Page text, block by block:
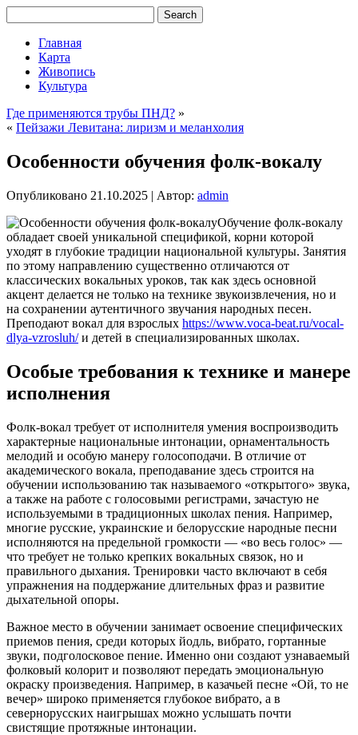
Главная
Карта
Живопись
Культура
Где применяются трубы ПНД? »
« Пейзажи Левитана: лиризм и меланхолия
Особенности обучения фолк-вокалу
Опубликовано 21.10.2025 | Автор: admin
Обучение фолк-вокалу
обладает своей уникальной спецификой, корни которой
уходят в глубокие традиции национальной культуры. Занятия
по этому направлению существенно отличаются от
классических вокальных уроков, так как здесь основной
акцент делается не только на технике звукоизвлечения, но и
на сохранении аутентичного звучания народных песен.
Преподают вокал для взрослых https://www.voca-beat.ru/vocal-
dlya-vzrosluh/и детей в специализированных школах.
Особые требования к технике и манере
исполнения
Фолк-вокал требует от исполнителя умения воспроизводить
характерные национальные интонации, орнаментальность
мелодий и особую манеру голосоподачи. В отличие от
академического вокала, преподавание здесь строится на
обучении использованию так называемого «открытого» звука,
а также на работе с голосовыми регистрами, зачастую не
используемыми в традиционных школах пения. Например,
многие русские, украинские и белорусские народные песни
исполняются на предельной громкости — «во весь голос» —
что требует не только крепких вокальных связок, но и
правильного дыхания. Тренировки часто включают в себя
упражнения на поддержание длительных фраз и развитие
дыхательной опоры.
Важное место в обучении занимает освоение специфических
приемов пения, среди которых йодль, вибрато, гортанные
звуки, подголосковое пение. Именно они создают узнаваемый
фолковый колорит и позволяют передать эмоциональную
окраску произведения. Например, в казачьей песне «Ой, то не
вечер» широко применяется глубокое вибрато, а в
севернорусских наигрышах можно услышать почти
свистящие протяжные интонации.